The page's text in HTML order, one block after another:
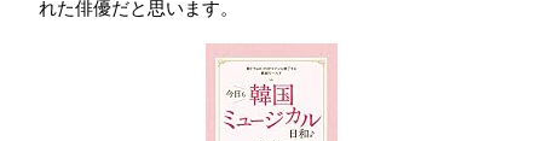
れた俳優だと思います。